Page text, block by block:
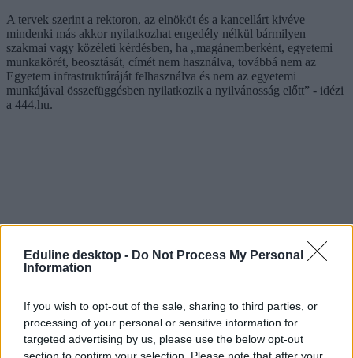
Eduline desktop - Do Not Process My Personal
Information
If you wish to opt-out of the sale, sharing to third parties, or
processing of your personal or sensitive information for
targeted advertising by us, please use the below opt-out
section to confirm your selection. Please note that after your
A tervek szerint a rektoron, az elnököt és a kancellárt kivéve
mindenki más akkor nyilatkozhat engedély nélkül bármilyen
szakmai vagy közéleti kérdésben, ha „magánemberként, egyetemi
munkakörét, beosztását, címét nem használva, továbbá nem az
Egyetem infrastruktúráját felhasználva és nem az egyetemi
munkájával összefüggésben nyilatkozik a nyilvánosság előtt” - idézi
a 444.hu.